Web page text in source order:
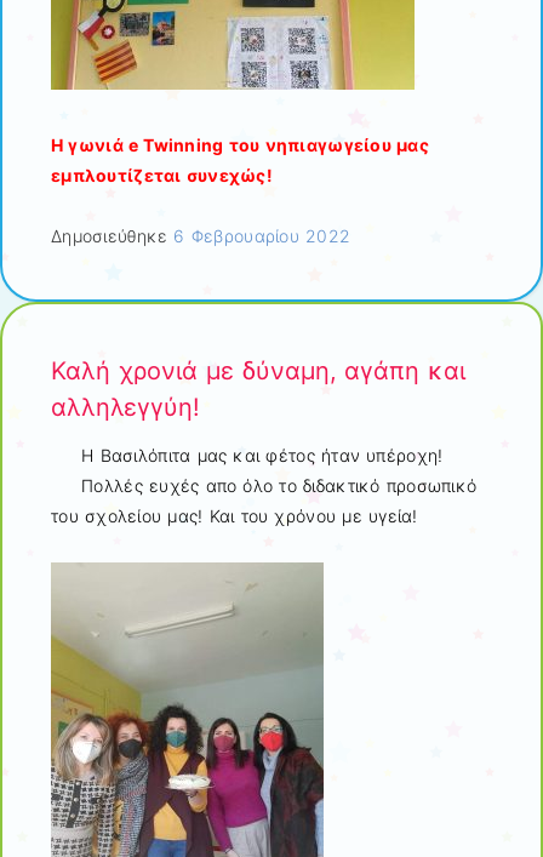
Η γωνιά e Twinning του νηπιαγωγείου μας
εμπλουτίζεται συνεχώς!
Δημοσιεύθηκε 6 Φεβρουαρίου 2022
Καλή χρονιά με δύναμη, αγάπη και
αλληλεγγύη!
Η Βασιλόπιτα μας και φέτος ήταν υπέροχη!
Πολλές ευχές απο όλο το διδακτικό προσωπικό
του σχολείου μας! Και του χρόνου με υγεία!